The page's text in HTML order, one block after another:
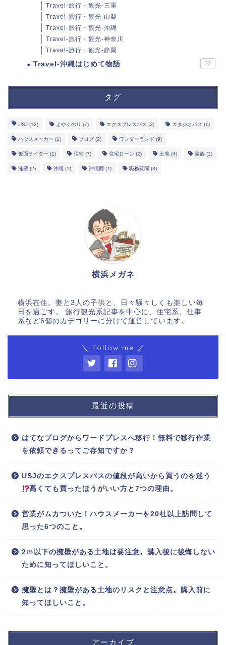
Travel-旅行・観光-三重
Travel-旅行・観光-山梨
Travel-旅行・観光-沖縄
Travel-旅行・観光-神奈川
Travel-旅行・観光-静岡
Travel-沖縄はじめて物語 22
タグ
USJ (12) よやくのり (7) エクスプレスパス (2) スタジオパス (1)
ハウスメーカー (1) ブログ (2) ワンダーランド (9)
仮面ライダー (1) 住宅 (7) 住宅ローン (2) 土地 (4) 家族 (1)
擁壁 (2) 沖縄 (1) 沖縄雨 (1) 職務質問 (3)
横浜メガネ
横浜在住。妻と3人の子供と、日々騒々しくも楽しい毎
日を過ごす。 旅行観光系記事を中心に、住宅系、仕事
系など6個のカテゴリーに分けて運営しています。
＼ Follow me ／
最近の投稿
はてなブログからワードプレスへ移行！無料で移行作業
を依頼できるってご存知ですか？
USJのエクスプレスパスの値段が高いから買うのを迷う
高くても買ったほうがいい方と7つの理由。
営業がムカついた！ハウスメーカーを20社以上訪問して
思った6つのこと。
2ｍ以下の擁壁がある土地は要注意。購入後に後悔しない
ために知ってほしいこと。
擁壁とは？擁壁がある土地のリスクと注意点。購入前に
知ってほしいこと。
アーカイブ